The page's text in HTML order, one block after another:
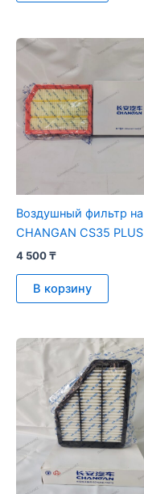
Воздушный фильтр на
CHANGAN CS35 PLUS
4 500₸
В корзину